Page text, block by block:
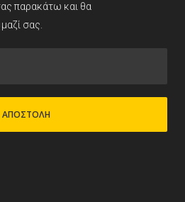
παρακάτω και θα
σας.